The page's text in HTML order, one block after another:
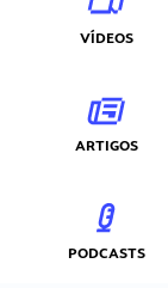
VÍDEOS
ARTIGOS
PODCASTS